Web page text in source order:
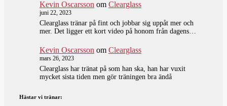
Kevin Oscarsson om Clearglass
juni 22, 2023
Clearglass tränar på fint och jobbar sig uppåt mer och
mer. Det ligger ett kort video på honom från dagens…
Kevin Oscarsson om Clearglass
mars 26, 2023
Clearglass har tränat på som han ska, han har vuxit
mycket sista tiden men gör träningen bra ändå
Hästar vi tränar: